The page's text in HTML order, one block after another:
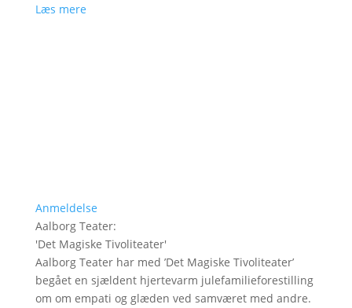
Læs mere
Anmeldelse
Aalborg Teater:
'Det Magiske Tivoliteater'
Aalborg Teater har med ’Det Magiske Tivoliteater’
begået en sjældent hjertevarm julefamilieforestilling
om om empati og glæden ved samværet med andre.